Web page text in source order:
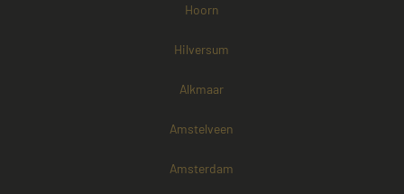
Hoorn
Hilversum
Alkmaar
Amstelveen
Amsterdam